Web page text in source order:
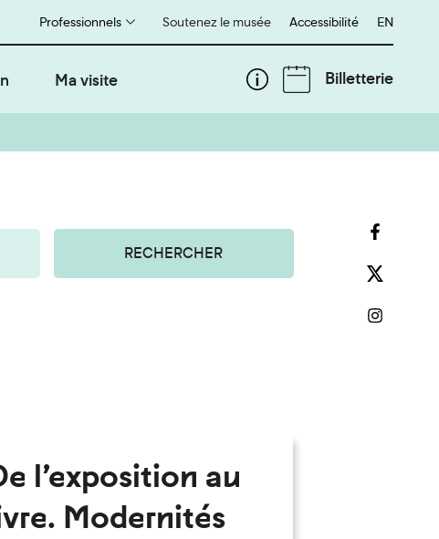
Soutenez le musée
Professionnels Accessibilité English
EN
Ma visite Billetterie
RECHERCHER
l’exposition au
Modernités